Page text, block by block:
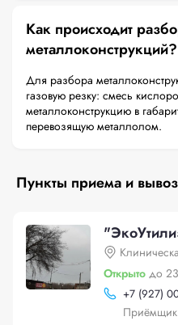
Как происходит
металлоконструкций?
Для разбора
газовую резку: смесь
металлоконструкцию в
перевозящую металлолом.
Пункты приема и
Открыто до
+7 (927)